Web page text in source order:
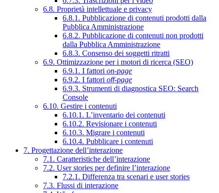
6.8. Proprietà intellettuale e privacy
6.8.1. Pubblicazione di contenuti prodotti dalla
Pubblica Amministrazione
6.8.2. Pubblicazione di contenuti non prodotti
dalla Pubblica Amministrazione
6.8.3. Consenso dei soggetti ritratti
6.9. Ottimizzazione per i motori di ricerca (SEO)
6.9.1. I fattori on-page
6.9.2. I fattori off-page
6.9.3. Strumenti di diagnostica SEO: Search
Console
6.10. Gestire i contenuti
6.10.1. L’inventario dei contenuti
6.10.2. Revisionare i contenuti
6.10.3. Migrare i contenuti
6.10.4. Pubblicare i contenuti
7. Progettazione dell’interazione
7.1. Caratteristiche dell’interazione
7.2. User stories per definire l’interazione
7.2.1. Differenza tra scenari e user stories
7.3. Flussi di interazione